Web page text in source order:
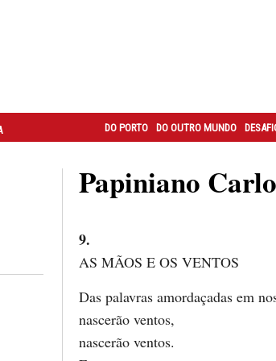
DO PORTO DO OUTRO MUNDO
Papiniano
9.
AS MÃOS E OS VENTOS
Das palavras amordaçadas em
nascerão ventos,
nascerão ventos.